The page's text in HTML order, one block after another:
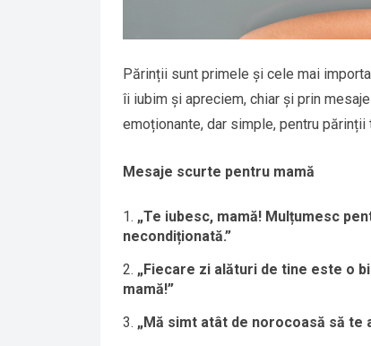
Părinții sunt primele și cele mai
îi iubim și apreciem, chiar și prin
emoționante, dar simple, pentru
Mesaje scurte pentru mamă
„Te iubesc, mamă! Mulțumesc
necondiționată.”
„Fiecare zi alături de tine este o
mamă!”
„Mă simt atât de norocoasă să te